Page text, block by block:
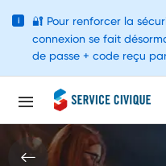
i 🔐 Pour renforcer la
connexion se fait
de passe + code reçu